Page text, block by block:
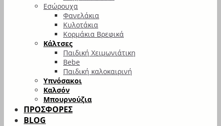
Εσώρουχα
Φανελάκια
Κυλοτάκια
Κορμάκια Βρεφικά
Κάλτσες
Παιδική Χειμωνιάτικη
Bebe
Παιδική καλοκαιρινή
Υπνόσακοι
Καλσόν
Μπουρνούζια
ΠΡΟΣΦΟΡΕΣ
BLOG